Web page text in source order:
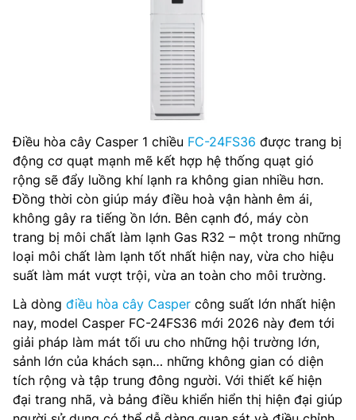
Điều hòa cây Casper 1 chiều FC-24FS36 được trang bị
động cơ quạt mạnh mẽ kết hợp hệ thống quạt gió
rộng sẽ đẩy luồng khí lạnh ra không gian nhiều hơn.
Đồng thời còn giúp máy điều hoà vận hành êm ái,
không gây ra tiếng ồn lớn. Bên cạnh đó, máy còn
trang bị môi chất làm lạnh Gas R32 – một trong những
loại môi chất làm lạnh tốt nhất hiện nay, vừa cho hiệu
suất làm mát vượt trội, vừa an toàn cho môi trường.
Là dòng điều hòa cây Casper công suất lớn nhất hiện
nay, model Casper FC-24FS36 mới 2026 này đem tới
giải pháp làm mát tối ưu cho những hội trường lớn,
sảnh lớn của khách sạn… những không gian có diện
tích rộng và tập trung đông người. Với thiết kế hiện
đại trang nhã, và bảng điều khiển hiển thị hiện đại giúp